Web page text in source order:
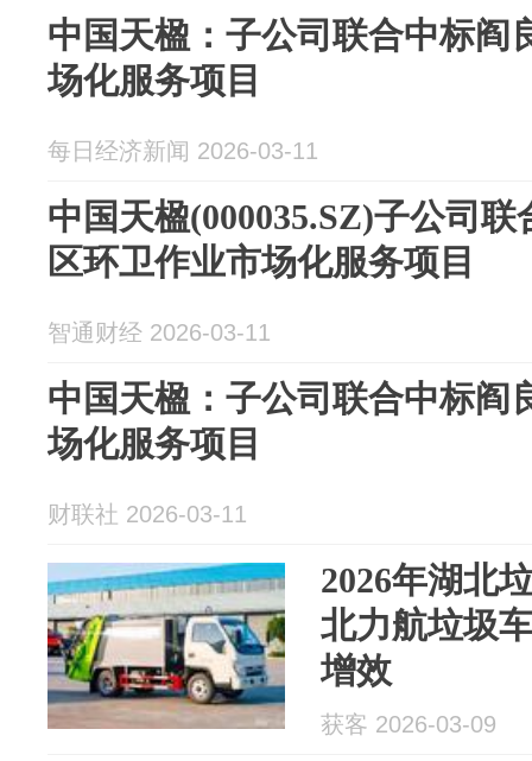
中国天楹：子公司联合中标阎
场化服务项目
每日经济新闻 2026-03-11
中国天楹(000035.SZ)子公司
区环卫作业市场化服务项目
智通财经 2026-03-11
中国天楹：子公司联合中标阎
场化服务项目
财联社 2026-03-11
2026年湖北
北力航垃圾
增效
获客 2026-03-09